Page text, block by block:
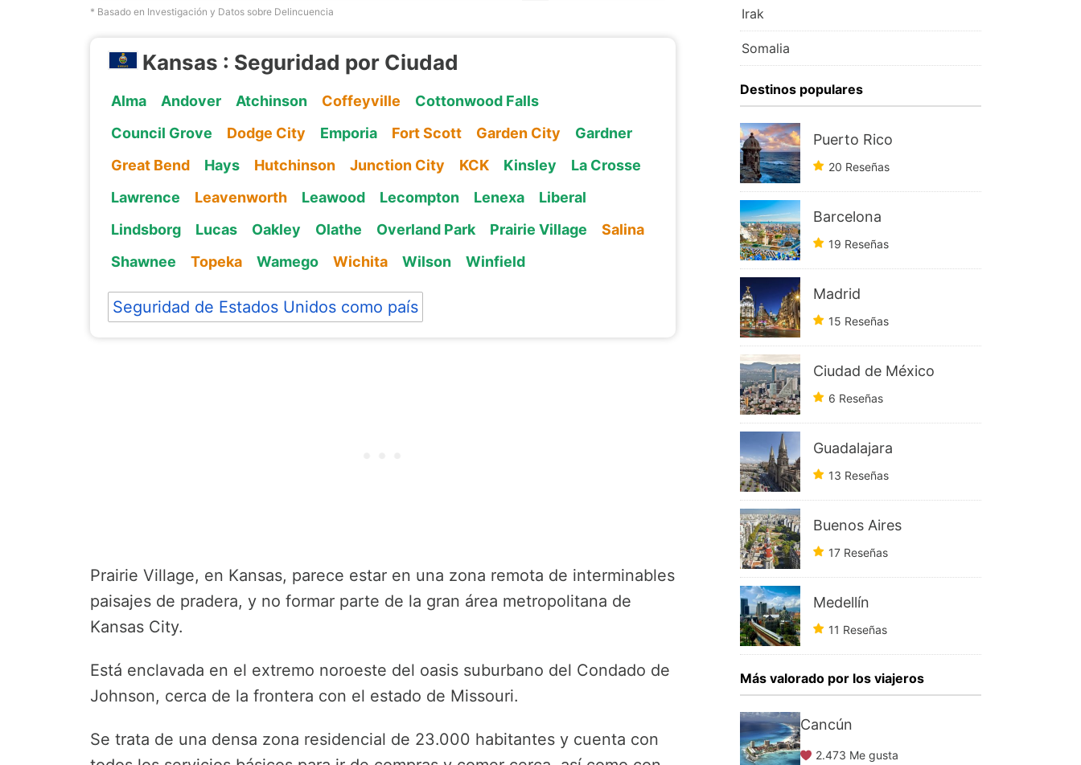
* Basado en Investigación y Datos sobre Delincuencia
Kansas : Seguridad por Ciudad
Alma Andover Atchinson Coffeyville
Cottonwood Falls
Council Grove
Dodge City Emporia Fort Scott Garden City
Gardner
Great Bend
Hays Hutchinson Junction City KCK Kinsley
La Crosse
Lawrence
Leavenworth Leawood Lecompton Lenexa
Liberal
Lindsborg
Lucas Oakley Olathe Overland Park Prairie Village
Salina
Shawnee
Topeka Wamego Wichita Wilson Winfield
Seguridad de Estados Unidos como país
Prairie Village, en Kansas, parece estar en una zona remota de interminables
paisajes de pradera, y no formar parte de la gran área metropolitana de
Kansas City.
Está enclavada en el extremo noroeste del oasis suburbano del Condado de
Johnson, cerca de la frontera con el estado de Missouri.
Se trata de una densa zona residencial de 23.000 habitantes y cuenta con
Irak
Somalia
Destinos populares
Puerto Rico
20 Reseñas
Barcelona
19 Reseñas
Madrid
15 Reseñas
Ciudad de México
6 Reseñas
Guadalajara
13 Reseñas
Buenos Aires
17 Reseñas
Medellín
11 Reseñas
Más valorado por los viajeros
Cancún
2.473 Me gusta